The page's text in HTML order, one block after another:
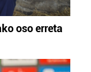
oso erreta